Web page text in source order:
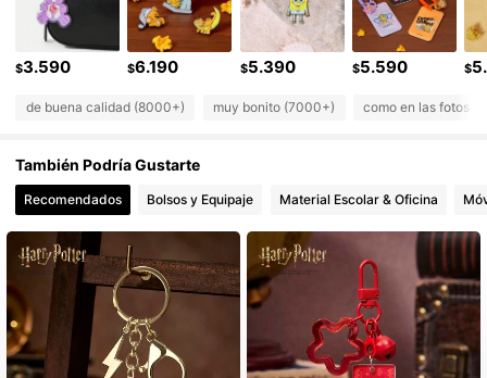
4,89 73K Seguidores
4,89
4,89 73K Seguidores
4,89 73K Seguidores
$3.590 $6.190 $5.390 $5.590 $
de buena calidad (8000+) muy bonito (7000+) como en las fotos
También Podría Gustarte
Recomendados Bolsos y Equipaje Material Escolar & Oficina